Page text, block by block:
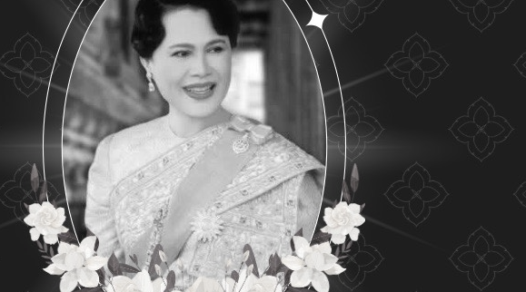
ต์ หาก
ะนโยบาย
ดูรายละเอียด ยอมรับทั้งหมด
ลี่ยนการแสดงผล
CC